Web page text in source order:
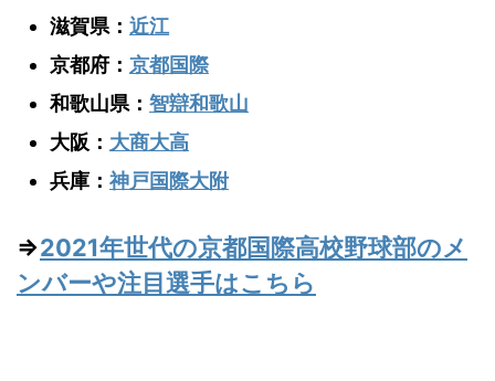
滋賀県： 近江
京都府： 京都国際
和歌山県： 智辯和歌山
大阪： 大商大高
兵庫： 神戸国際大附
⇒2021年世代の京都国際高校野球部のメ
ンバーや注目選手はこちら